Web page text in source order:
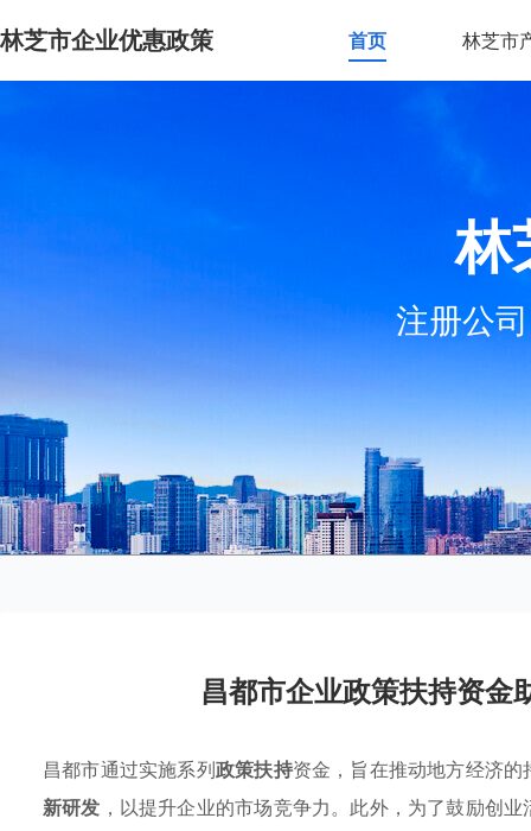
林芝市企业优惠政策 首页 林芝市
林
注册公
昌都市企业政策扶持资金
昌都市通过实施系列政策扶持资金，旨在推动地方经济
新研发 ，以提升企业的市场竞争力。此外，为了鼓励创